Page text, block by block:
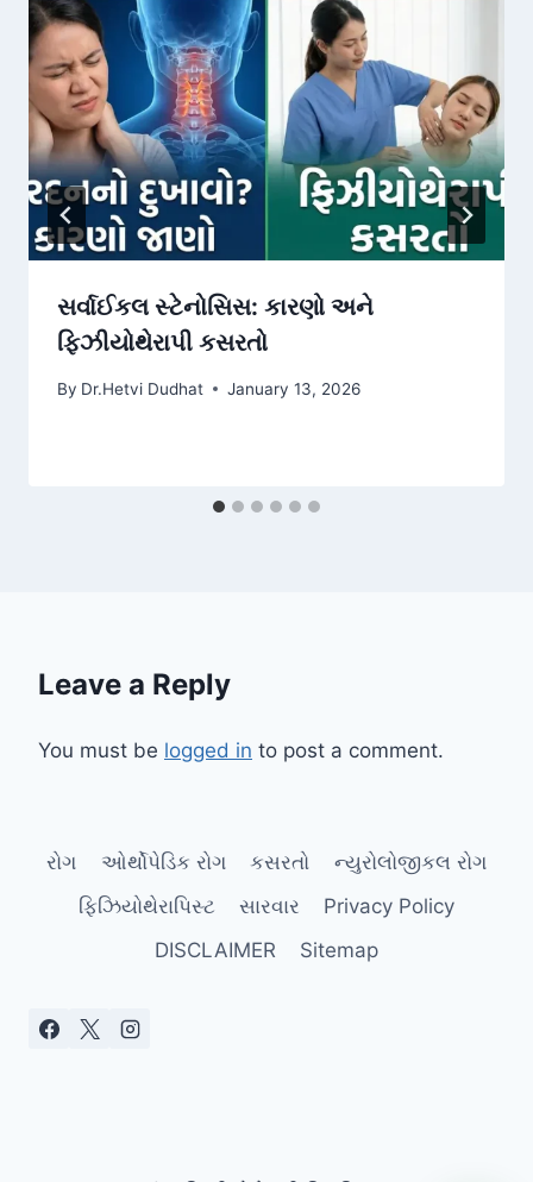
સર્વાઈકલ સ્ટેનોસિસ: કારણો અને
ફિઝીયોથેરાપી કસરતો
By Dr.Hetvi Dudhat January 13, 2026
Leave a Reply
You must be logged in to post a comment.
રોગ ઓર્થોપેડિક રોગ કસરતો
ન્યુરોલોજીકલ રોગ
ફિઝિયોથેરાપિસ્ટ
સારવાર
Privacy Policy
DISCLAIMER
Sitemap